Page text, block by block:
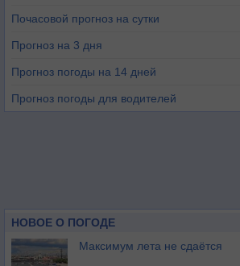
Почасовой прогноз на сутки
Прогноз на 3 дня
Прогноз погоды на 14 дней
Прогноз погоды для водителей
НОВОЕ О ПОГОДЕ
Максимум лета не сдаётся